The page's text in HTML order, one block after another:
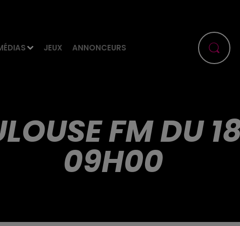
JEUX ANNONCEURS
FM DU
09H00